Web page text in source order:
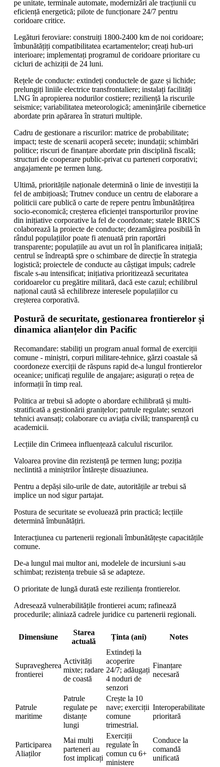
pe unitate, terminale automate, modernizări ale tracțiunii cu
eficiență energetică; pilote de funcționare 24/7 pentru
coridoare critice.
Legături feroviare: construiți 1800-2400 km de noi coridoare;
îmbunătățiți compatibilitatea ecartamentelor; creați hub-uri
interioare; implementați programul de coridoare prioritare cu
cicluri de achiziții de 24 luni.
Rețele de conducte: extindeți conductele de gaze și lichide;
prelungiți liniile electrice transfrontaliere; instalați facilități
LNG în apropierea nodurilor costiere; reziliență la riscurile
seismice; variabilitatea meteorologică; amenințările cibernetice
abordate prin apărarea în straturi multiple.
Cadru de gestionare a riscurilor: matrice de probabilitate;
impact; teste de scenarii acoperă secete; inundații; schimbări
politice; riscuri de finanțare abordate prin disciplină fiscală;
structuri de cooperare public-privat cu parteneri corporativi;
angajamente pe termen lung.
Ultimă, prioritățile naționale determină o linie de investiții la
fel de ambițioasă; Trutnev conduce un centru de elaborare a
politicii care publică o carte de repere pentru îmbunătățirea
socio-economică; creșterea eficienței transporturilor provine
din inițiative corporative la fel de coordonate; statele BRICS
colaborează la proiecte de conducte; dezamăgirea posibilă în
rândul populațiilor poate fi atenuată prin raportări
transparente; populațiile au avut un rol în planificarea inițială;
centrul se îndreaptă spre o schimbare de direcție în strategia
logistică; proiectele de conducte au câștigat impuls; cadrele
fiscale s-au intensificat; inițiativa prioritizează securitatea
coridoarelor cu pregătire militară, dacă este cazul; echilibrul
național caută să echilibreze interesele populațiilor cu
creșterea corporativă.
Postură de securitate, gestionarea frontierelor și
dinamica alianțelor din Pacific
Recomandare: stabiliți un program anual formal de exerciții
comune - miniștri, corpuri militare-tehnice, gărzi coastale să
coordoneze exerciții de răspuns rapid de-a lungul frontierelor
oceanice; unificați regulile de angajare; asigurați o rețea de
informații în timp real.
Politica ar trebui să adopte o abordare echilibrată și multi-
stratificată a gestionării granițelor; patrule regulate; senzori
tehnici avansați; colaborare cu aviația civilă; transparență cu
academicii.
Lecțiile din Crimeea influențează calculul riscurilor.
Valoarea provine din rezistență pe termen lung; poziția
neclintită a miniștrilor întărește disuaziunea.
Pentru a depăși silo-urile de date, autoritățile ar trebui să
implice un nod sigur partajat.
Postura de securitate se evoluează prin practică; lecțiile
determină îmbunătățiri.
Interacțiunea cu partenerii regionali îmbunătățește capacitățile
comune.
De-a lungul mai multor ani, modelele de incursiuni s-au
schimbat; rezistența trebuie să se adapteze.
O prioritate de lungă durată este reziliența frontierelor.
Adresează vulnerabilitățile frontierei acum; rafinează
procedurile; aliniază cadrele juridice cu partenerii regionali.
Dimensiune
Starea
actuală
Ținta (ani) Notes
Supravegherea
frontierei
Activități
mixte; radare
de coastă
Extindeți la
acoperire
24/7; adăugați
4 noduri de
senzori
Finanțare
necesară
Patrule
maritime
Patrule
regulate pe
distanțe
lungi
Crește la 10
nave; exerciții
comune
trimestrial.
Interoperabilitate
prioritară
Participarea
Aliaților
Mai mulți
parteneri au
fost implicați
Exerciții
regulate în
comun cu 6+
ministere
Conduce la
comandă
unificată